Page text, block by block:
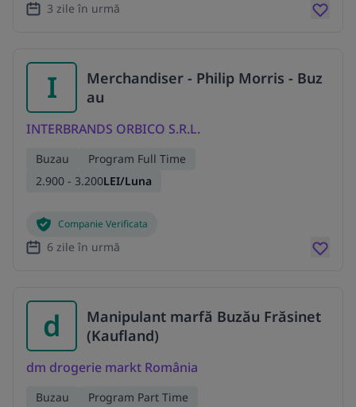
3 zile în urmă
I
Merchandiser - Philip Morris - Buz
au
INTERBRANDS ORBICO S.R.L.
Buzau
Program Full Time
2.900 - 3.200LEI/Luna
Companie Verificata
6 zile în urmă
d
Manipulant marfă Buzău Frăsinet
(Kaufland)
dm drogerie markt România
Buzau Program Part Time